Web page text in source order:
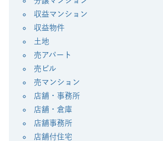
収益マンション
収益物件
土地
売アパート
売ビル
売マンション
店舗・事務所
店舗・倉庫
店舗事務所
店舗付住宅